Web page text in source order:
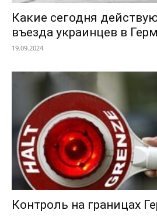
Какие сегодня
въезда украинцев в
19.09.2024
Контроль на границах